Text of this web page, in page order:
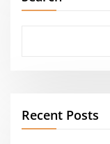
Recent Posts